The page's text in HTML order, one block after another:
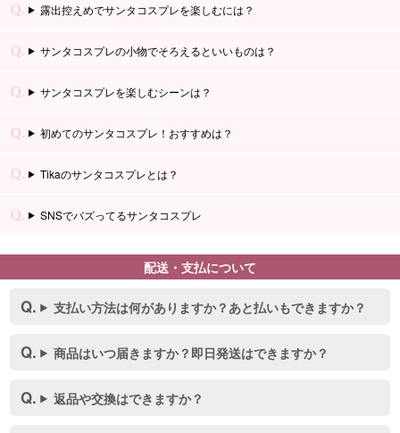
露出控えめでサンタコスプレを楽しむには？
サンタコスプレの小物でそろえるといいものは？
サンタコスプレを楽しむシーンは？
初めてのサンタコスプレ！おすすめは？
Tikaのサンタコスプレとは？
SNSでバズってるサンタコスプレ
配送・支払について
支払い方法は何がありますか？あと払いもできますか？
商品はいつ届きますか？即日発送はできますか？
返品や交換はできますか？